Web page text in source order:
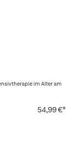
im Alter am
54,99 €*